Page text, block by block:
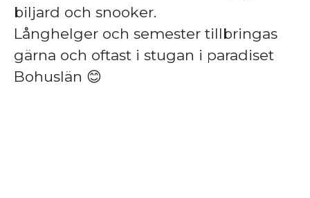
biljard och snooker.
Långhelger och semester tillbringas
gärna och oftast i stugan i paradiset
Bohuslän 😊